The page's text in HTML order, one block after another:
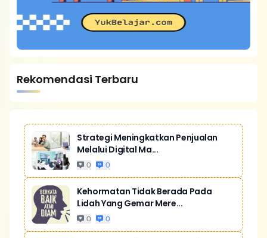
Rekomendasi Terbaru
Strategi Meningkatkan Penjualan
Melalui Digital Ma...
0 0
Kehormatan Tidak Berada Pada
Lidah Yang Gemar Mere...
0 0